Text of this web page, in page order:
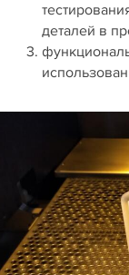
деталей в